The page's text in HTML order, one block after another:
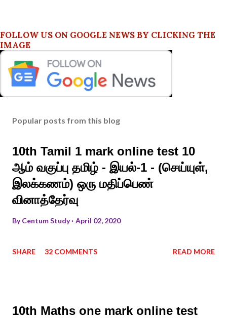
FOLLOW US ON GOOGLE NEWS BY CLICKING THE
IMAGE
Popular posts from this blog
10th Tamil 1 mark online test 10
ஆம் வகுப்பு தமிழ் - இயல்-1 - (செய்யுள்,
இலக்கணம்) ஒரு மதிப்பெண்
வினாத்தேர்வு
ByCentum Study April 02, 2020
SHARE 32 COMMENTS READ MORE
10th Maths one mark online test